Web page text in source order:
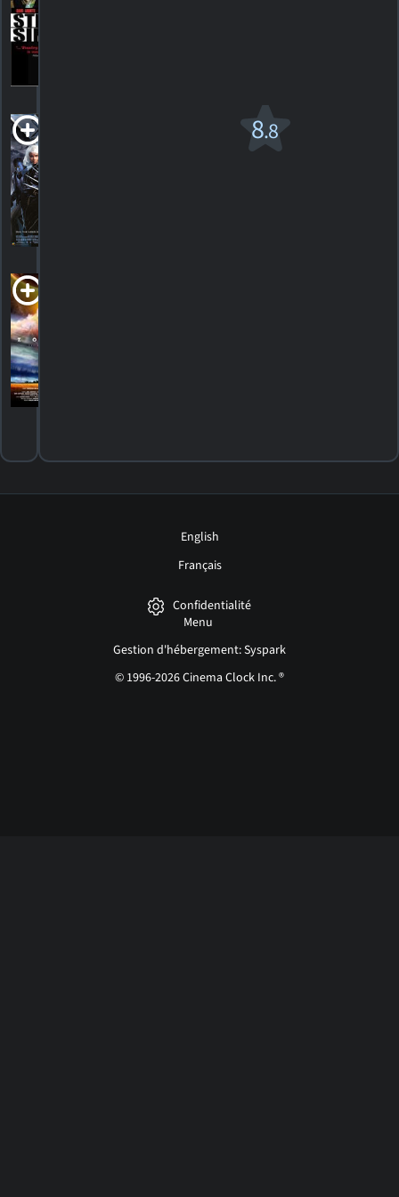
8.8
English
Français
Confidentialité
Menu
Gestion d'hébergement: Syspark
© 1996-2026 Cinema Clock Inc. ®